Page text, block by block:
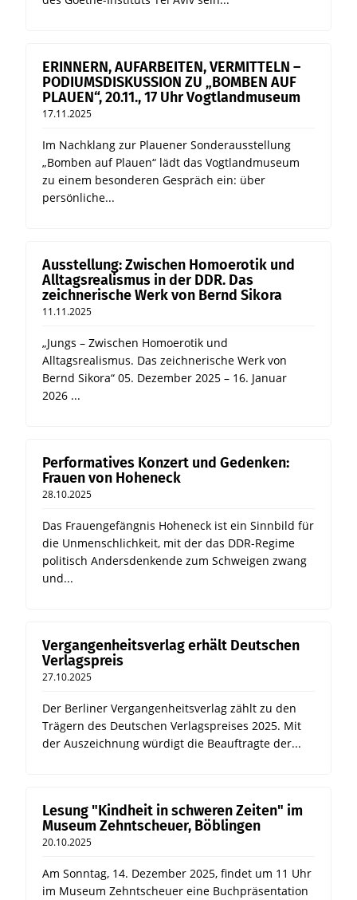
ERINNERN, AUFARBEITEN, VERMITTELN –
PODIUMSDISKUSSION ZU „BOMBEN AUF
PLAUEN“, 20.11., 17 Uhr Vogtlandmuseum
17.11.2025
Im Nachklang zur Plauener Sonderausstellung
„Bomben auf Plauen“ lädt das Vogtlandmuseum
zu einem besonderen Gespräch ein: über
persönliche...
Ausstellung: Zwischen Homoerotik und
Alltagsrealismus in der DDR. Das
zeichnerische Werk von Bernd Sikora
11.11.2025
„Jungs – Zwischen Homoerotik und
Alltagsrealismus. Das zeichnerische Werk von
Bernd Sikora“ 05. Dezember 2025 – 16. Januar
2026 ...
Performatives Konzert und Gedenken:
Frauen von Hoheneck
28.10.2025
Das Frauengefängnis Hoheneck ist ein Sinnbild für
die Unmenschlichkeit, mit der das DDR-Regime
politisch Andersdenkende zum Schweigen zwang
und...
Vergangenheitsverlag erhält Deutschen
Verlagspreis
27.10.2025
Der Berliner Vergangenheitsverlag zählt zu den
Trägern des Deutschen Verlagspreises 2025. Mit
der Auszeichnung würdigt die Beauftragte der...
Lesung "Kindheit in schweren Zeiten" im
Museum Zehntscheuer, Böblingen
20.10.2025
Am Sonntag, 14. Dezember 2025, findet um 11 Uhr
im Museum Zehntscheuer eine Buchpräsentation